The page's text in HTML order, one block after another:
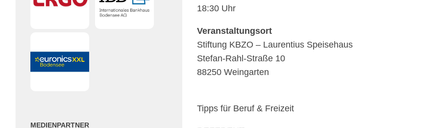
18:30 Uhr
Veran­stal­tungs­ort
Stif­tung KBZO – Lauren­tius Spei­se­haus
Stefan-Rahl-Straße 10
88250 Weingarten
Tipps für Beruf & Freizeit
MEDIENPARTNER